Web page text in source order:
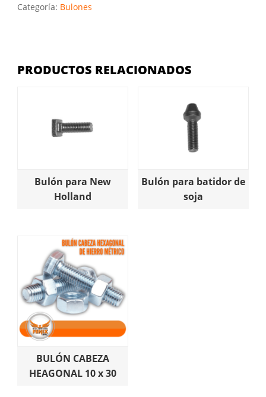
Categoría: Bulones
PRODUCTOS RELACIONADOS
Bulón para New
Holland
Bulón para batidor de
soja
BULÓN CABEZA
HEAGONAL 10 x 30